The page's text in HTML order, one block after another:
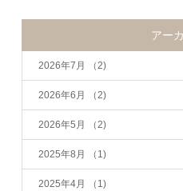
アー
2026年7月 （2)
2026年6月 （2)
2026年5月 （2)
2025年8月 （1)
2025年4月 （1)